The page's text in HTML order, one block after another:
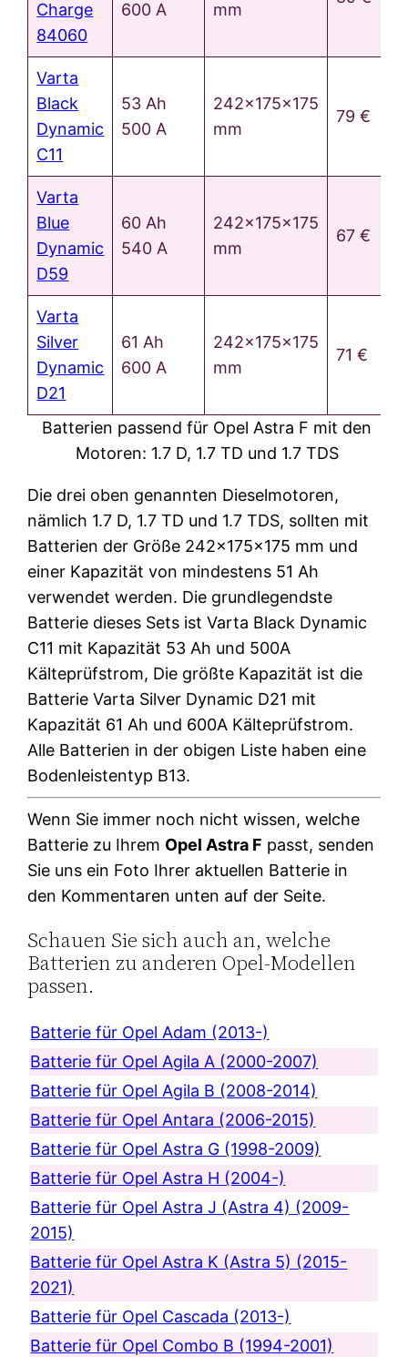
Batterien passend für Opel Astra F mit den
Motoren: 1.7 D, 1.7 TD und 1.7 TDS
Charge
84060
600 A mm
Varta
Black
Dynamic
C11
53 Ah
500 A
242x175x175
mm
79 €
Varta
Blue
Dynamic
D59
60 Ah
540 A
242x175x175
mm
67 €
Varta
Silver
Dynamic
D21
61 Ah
600 A
242x175x175
mm
71 €
Die drei oben genannten Dieselmotoren,
nämlich 1.7 D, 1.7 TD und 1.7 TDS, sollten mit
Batterien der Größe 242x175x175 mm und
einer Kapazität von mindestens 51 Ah
verwendet werden. Die grundlegendste
Batterie dieses Sets ist Varta Black Dynamic
C11 mit Kapazität 53 Ah und 500A
Kälteprüfstrom, Die größte Kapazität ist die
Batterie Varta Silver Dynamic D21 mit
Kapazität 61 Ah und 600A Kälteprüfstrom.
Alle Batterien in der obigen Liste haben eine
Bodenleistentyp B13.
Wenn Sie immer noch nicht wissen, welche
Batterie zu Ihrem Opel Astra F passt, senden
Sie uns ein Foto Ihrer aktuellen Batterie in
den Kommentaren unten auf der Seite.
Schauen Sie sich auch an, welche
Batterien zu anderen Opel-Modellen
passen.
Batterie für Opel Adam (2013-)
Batterie für Opel Agila A (2000-2007)
Batterie für Opel Agila B (2008-2014)
Batterie für Opel Antara (2006-2015)
Batterie für Opel Astra G (1998-2009)
Batterie für Opel Astra H (2004-)
Batterie für Opel Astra J (Astra 4) (2009-
2015)
Batterie für Opel Astra K (Astra 5) (2015-
2021)
Batterie für Opel Cascada (2013-)
Batterie für Opel Combo B (1994-2001)